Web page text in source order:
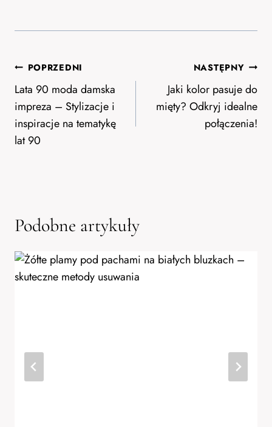
Nawigacja
wpisu
POPRZEDNI
Lata 90 moda damska
impreza – Stylizacje i
inspiracje na tematykę
lat 90
NASTĘPNY
Jaki kolor pasuje do
mięty? Odkryj idealne
połączenia!
Podobne artykuły